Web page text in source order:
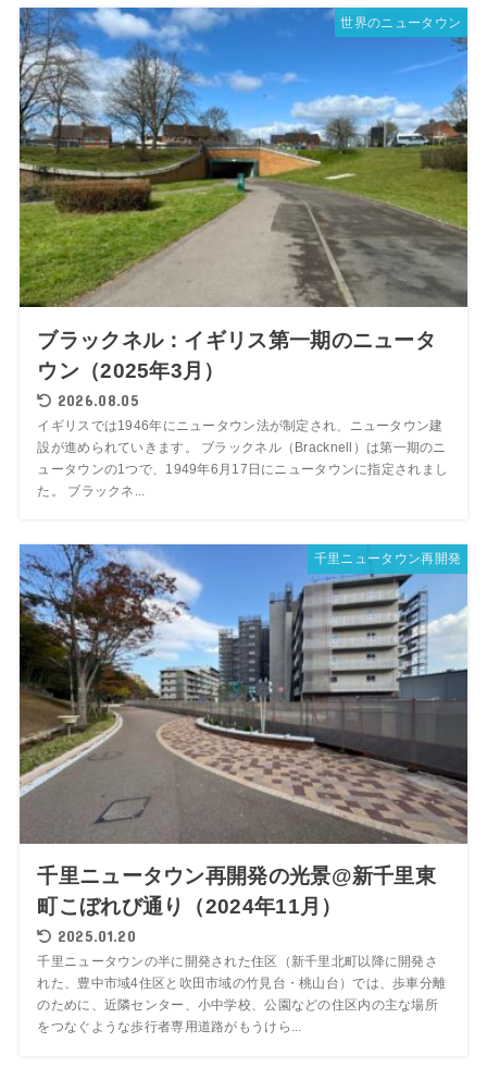
世界のニュータウン
ブラックネル：イギリス第一期のニュータ
ウン（2025年3月）
2026.08.05
イギリスでは1946年にニュータウン法が制定され、ニュータウン建
設が進められていきます。 ブラックネル（Bracknell）は第一期のニ
ュータウンの1つで、1949年6月17日にニュータウンに指定されまし
た。 ブラックネ...
千里ニュータウン再開発
千里ニュータウン再開発の光景@新千里東
町こぼれび通り（2024年11月）
2025.01.20
千里ニュータウンの半に開発された住区（新千里北町以降に開発さ
れた、豊中市域4住区と吹田市域の竹見台・桃山台）では、歩車分離
のために、近隣センター、小中学校、公園などの住区内の主な場所
をつなぐような歩行者専用道路がもうけら...